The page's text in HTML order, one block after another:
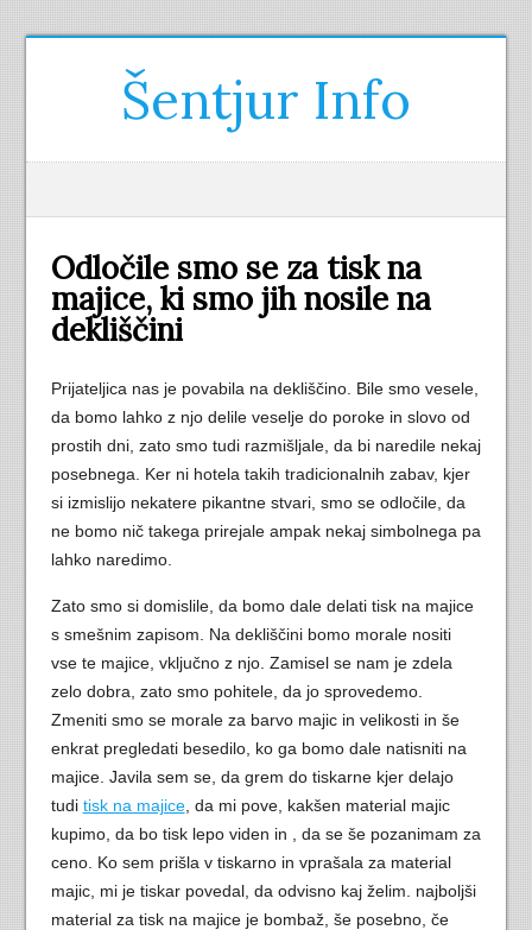
Šentjur Info
Odločile smo se za tisk na
majice, ki smo jih nosile na
dekliščini
Prijateljica nas je povabila na dekliščino. Bile smo vesele,
da bomo lahko z njo delile veselje do poroke in slovo od
prostih dni, zato smo tudi razmišljale, da bi naredile nekaj
posebnega. Ker ni hotela takih tradicionalnih zabav, kjer
si izmislijo nekatere pikantne stvari, smo se odločile, da
ne bomo nič takega prirejale ampak nekaj simbolnega pa
lahko naredimo.
Zato smo si domislile, da bomo dale delati tisk na majice
s smešnim zapisom. Na dekliščini bomo morale nositi
vse te majice, vključno z njo. Zamisel se nam je zdela
zelo dobra, zato smo pohitele, da jo sprovedemo.
Zmeniti smo se morale za barvo majic in velikosti in še
enkrat pregledati besedilo, ko ga bomo dale natisniti na
majice. Javila sem se, da grem do tiskarne kjer delajo
tudi tisk na majice, da mi pove, kakšen material majic
kupimo, da bo tisk lepo viden in , da se še pozanimam za
ceno. Ko sem prišla v tiskarno in vprašala za material
majic, mi je tiskar povedal, da odvisno kaj želim. najboljši
material za tisk na majice je bombaž, še posebno, če